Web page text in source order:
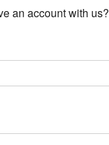
an account with us?